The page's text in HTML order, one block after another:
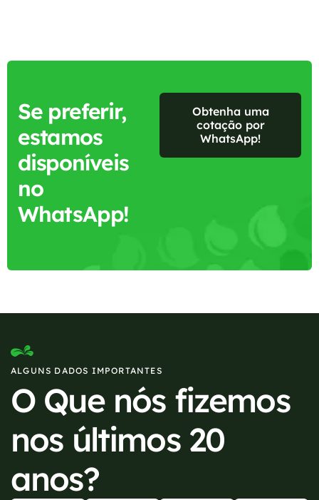
Se preferir,
estamos
disponíveis
no
WhatsApp!
Obtenha uma
cotação por
WhatsApp!
ALGUNS DADOS IMPORTANTES
O Que nós fizemos
nos últimos 20
anos?